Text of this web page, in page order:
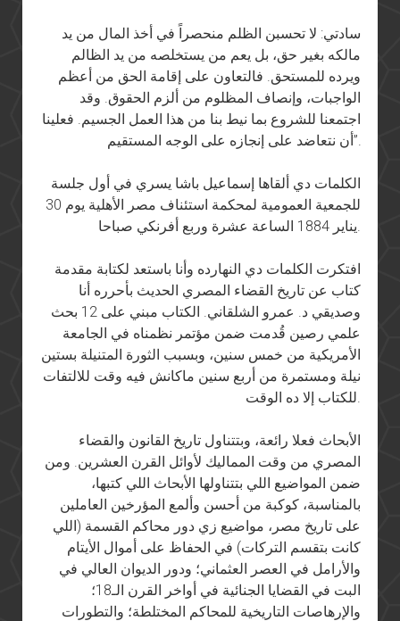
سادتي: لا تحسبن الظلم منحصراً في أخذ المال من يد
مالكه بغير حق، بل يعم من يستخلصه من يد الظالم
ويرده للمستحق. فالتعاون على إقامة الحق من أعظم
الواجبات، وإنصاف المظلوم من ألزم الحقوق. وقد
اجتمعنا للشروع بما نيط بنا من هذا العمل الجسيم. فعلينا
أن نتعاضد على إنجازه على الوجه المستقيم”.
الكلمات دي ألقاها إسماعيل باشا يسري في أول جلسة
للجمعية العمومية لمحكمة استئناف مصر الأهلية يوم 30
افتكرت الكلمات دي النهارده وأنا باستعد لكتابة مقدمة
كتاب عن تاريخ القضاء المصري الحديث بأحرره أنا
وصديقي د. عمرو الشلقاني. الكتاب مبني على 12 بحث
علمي رصين قُدمت ضمن مؤتمر نظمناه في الجامعة
الأمريكية من خمس سنين، وبسبب الثورة المتنيلة بستين
نيلة ومستمرة من أربع سنين ماكانش فيه وقت للالتفات
الأبحاث فعلا رائعة، وبتتناول تاريخ القانون والقضاء
المصري من وقت المماليك لأوائل القرن العشرين. ومن
ضمن المواضيع اللي بتتناولها الأبحاث اللي كتبها،
بالمناسبة، كوكبة من أحسن وألمع المؤرخين العاملين
على تاريخ مصر، مواضيع زي دور محاكم القسمة (اللي
كانت بتقسم التركات) في الحفاظ على أموال الأيتام
والأرامل في العصر العثماني؛ ودور الديوان العالي في
البت في القضايا الجنائية في أواخر القرن الـ18؛
والإرهاصات التاريخية للمحاكم المختلطة؛ والتطورات